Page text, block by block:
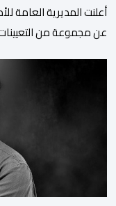
عن مجموعة من
والعروي وأسفي ووجدة
وطنجة وأصيلة، وذلك
والاستعانة بكفاءات